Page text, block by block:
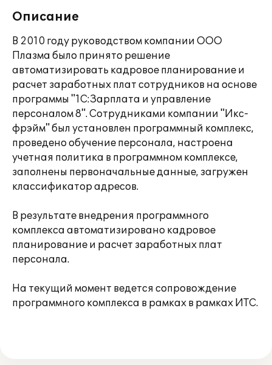
Описание
В 2010 году руководством компании ООО
Плазма было принято решение
автоматизировать кадровое планирование и
расчет заработных плат сотрудников на основе
программы "1С:Зарплата и управление
персоналом 8". Сотрудниками компании "Икс-
фрэйм" был установлен программный комплекс,
проведено обучение персонала, настроена
учетная политика в программном комплексе,
заполнены первоначальные данные, загружен
классификатор адресов.
В результате внедрения программного
комплекса автоматизировано кадровое
планирование и расчет заработных плат
персонала.
На текущий момент ведется сопровождение
программного комплекса в рамках в рамках ИТС.